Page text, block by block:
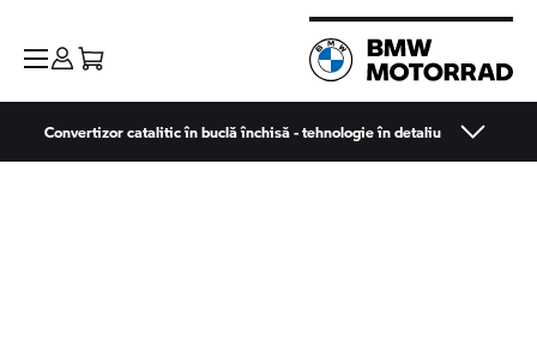
Convertizor catalitic în buclă închisă - tehnologie în detaliu